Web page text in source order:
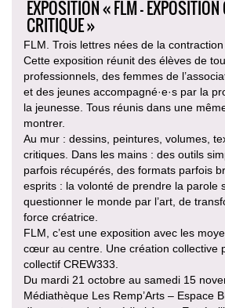
EXPOSITION « FLM — EXPOSITION
CRITIQUE »
FLM. Trois lettres nées de la contraction
Cette exposition réunit des élèves de
professionnels, des femmes de
et des jeunes accompagné·e·s par la
la jeunesse. Tous réunis dans une
montrer.
Au mur : dessins, peintures, volumes,
critiques. Dans les mains : des outils
parfois récupérés, des formats parfois
esprits : la volonté de prendre la parole
questionner le monde par l’art, de
force créatrice.
FLM, c’est une exposition avec les
cœur au centre. Une création collective
collectif CREW333.
Du mardi 21 octobre au samedi 15
Médiathèque Les Remp’Arts – Espace